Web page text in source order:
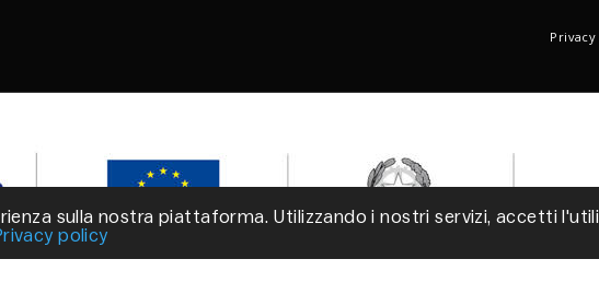
sulla nostra piattaforma. Utilizzando i nostri servizi, accetti
policy